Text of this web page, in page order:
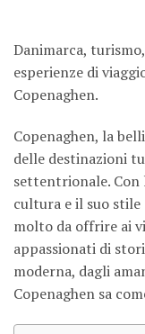
Danimarca,
esperienze di
Copenaghen.
Copenaghen, la
delle destinazioni
settentrionale. Con
cultura e il suo
molto da offrire ai
appassionati di
moderna, dagli
Copenaghen sa